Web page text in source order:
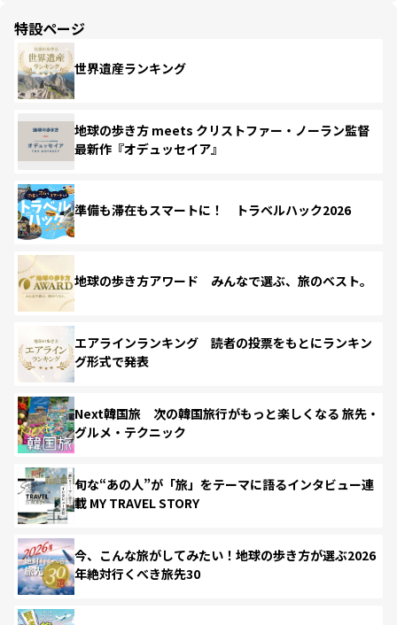
特設ページ
世界遺産ランキング
地球の歩き方 meets クリストファー・ノーラン監督
最新作『オデュッセイア』
準備も滞在もスマートに！ トラベルハック2026
地球の歩き方アワード みんなで選ぶ、旅のベスト。
エアラインランキング 読者の投票をもとにランキン
グ形式で発表
Next韓国旅 次の韓国旅行がもっと楽しくなる 旅先・
グルメ・テクニック
旬な“あの人”が「旅」をテーマに語るインタビュー連
載 MY TRAVEL STORY
今、こんな旅がしてみたい！地球の歩き方が選ぶ2026
年絶対行くべき旅先30